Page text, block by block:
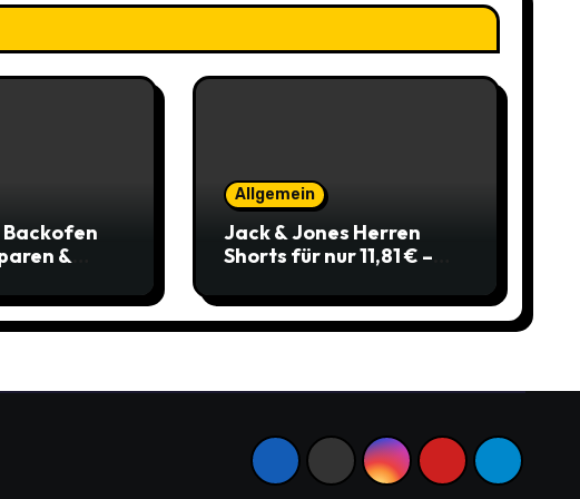
Backofen
&
Allgemein
Jack & Jones Herren
Shorts für nur 11,81 € –